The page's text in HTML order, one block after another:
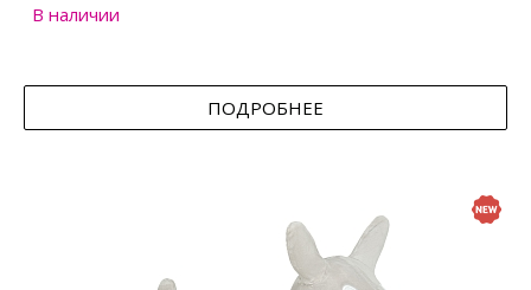
В наличии
ПОДРОБНЕЕ